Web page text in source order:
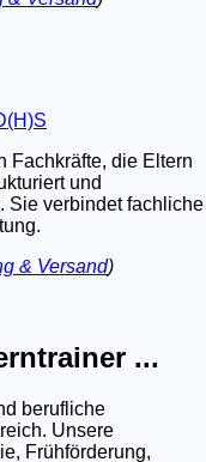
Fachkräfte, die Eltern
und
Sie verbindet fachliche
& Versand)
...
berufliche
Unsere
Frühförderung,